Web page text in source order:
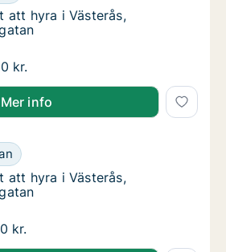
att hyra i Västerås, Babordsgatan
att hyra i Västerås,
att hyra i Västerås, Babordsgatan
kr.
Mer info
att hyra i Västerås, Babordsgatan
Västerås, Babordsgatan
att hyra i Västerås, Babordsgatan
att hyra i Västerås,
att hyra i Västerås, Babordsgatan
kr.